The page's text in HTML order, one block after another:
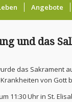
Angebote
und das
das Sakrament
von Gott
Uhr in St.